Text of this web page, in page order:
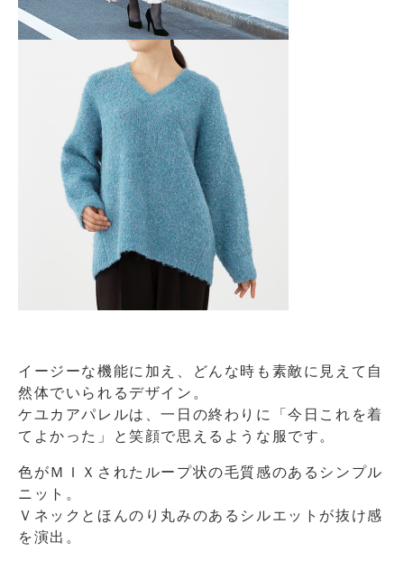
イージーな機能に加え、どんな時も素敵に見えて自
然体でいられるデザイン。
ケユカアパレルは、一日の終わりに「今日これを着
てよかった」と笑顔で思えるような服です。
色がＭＩＸされたループ状の毛質感のあるシンプル
ニット。
Ｖネックとほんのり丸みのあるシルエットが抜け感
を演出。